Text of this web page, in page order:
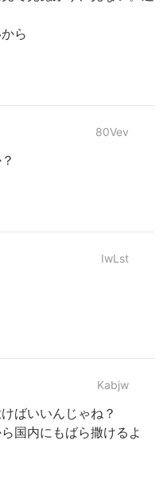
ら
80Vev
IwLst
Kabjw
ばいいんじゃね？
国内にもばら撒けるよ